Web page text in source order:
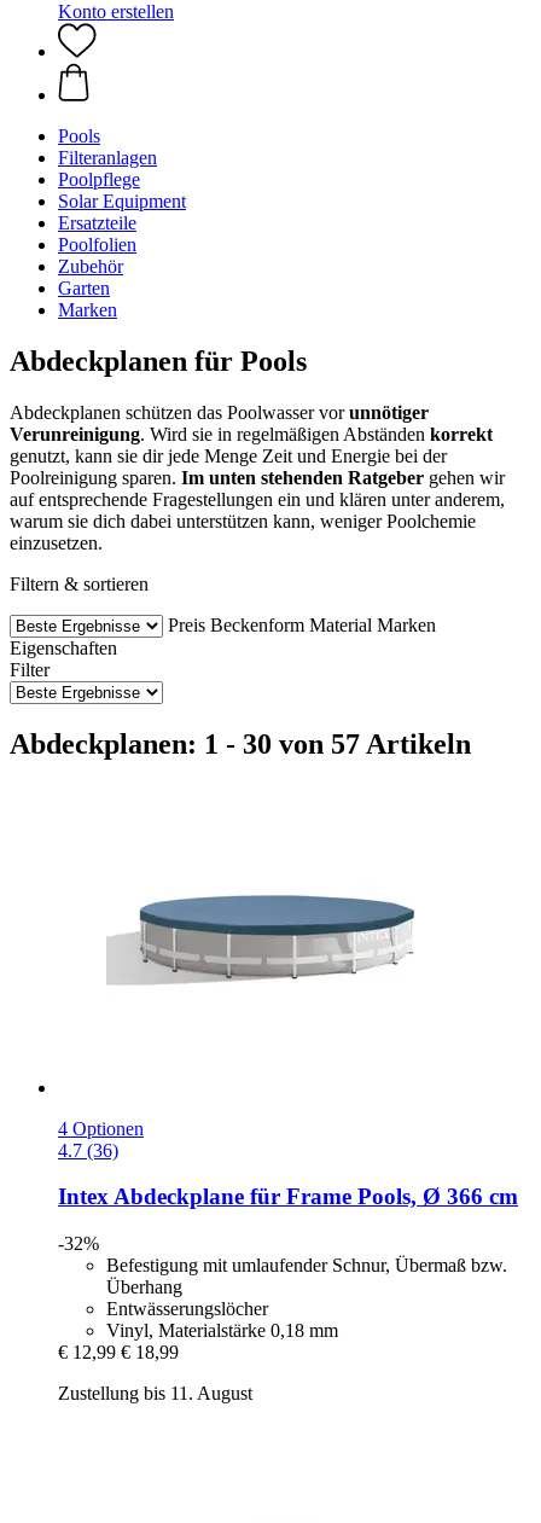
Konto erstellen
Pools
Filteranlagen
Poolpflege
Solar Equipment
Ersatzteile
Poolfolien
Zubehör
Garten
Marken
Abdeckplanen für Pools
Abdeckplanen schützen das Poolwasser vorunnötiger
Verunreinigung. Wird sie in regelmäßigen Abständen korrekt
genutzt, kann sie dir jede Menge Zeit und Energie bei der
Poolreinigung sparen. Im unten stehenden Ratgeber gehen wir
auf entsprechende Fragestellungen ein und klären unter anderem,
warum sie dich dabei unterstützen kann, weniger Poolchemie
einzusetzen.
Filtern & sortieren
Preis Beckenform Material Marken
Eigenschaften
Filter
Abdeckplanen: 1 - 30 von 57 Artikeln
4 Optionen
4.7 (36)
IntexAbdeckplane für Frame Pools, Ø 366 cm
-32%
Befestigung mit umlaufender Schnur, Übermaß bzw.
Überhang
Entwässerungslöcher
Vinyl, Materialstärke 0,18 mm
€ 12,99 € 18,99
Zustellung bis 11. August